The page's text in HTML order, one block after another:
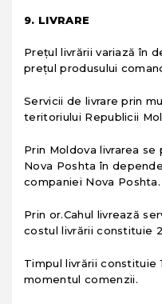
9. LIVRARE
Preţul livrării variază în
preţul produsului
Servicii de livrare prin
teritoriului Republicii
Prin Moldova livrarea
Nova Poshta în
companiei Nova Poshta.
Prin or.Cahul livrează
costul livrării constituie
Timpul livrării constituie
momentul comenzii.